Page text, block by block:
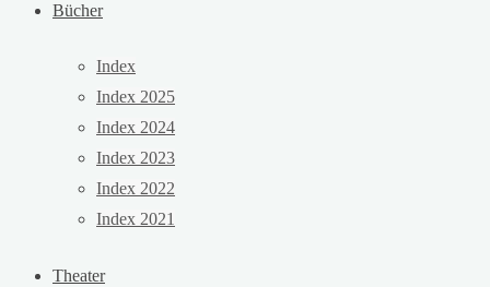
Bücher
Index
Index 2025
Index 2024
Index 2023
Index 2022
Index 2021
Theater